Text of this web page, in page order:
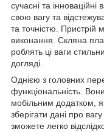
сучасні та
свою вагу та
та точністю. Пристрій
виконання. Скляна
роблять ці ваги
догляді.
Однією з головних
функціональність.
мобільним додатком,
зберігати дані про
зможете легко